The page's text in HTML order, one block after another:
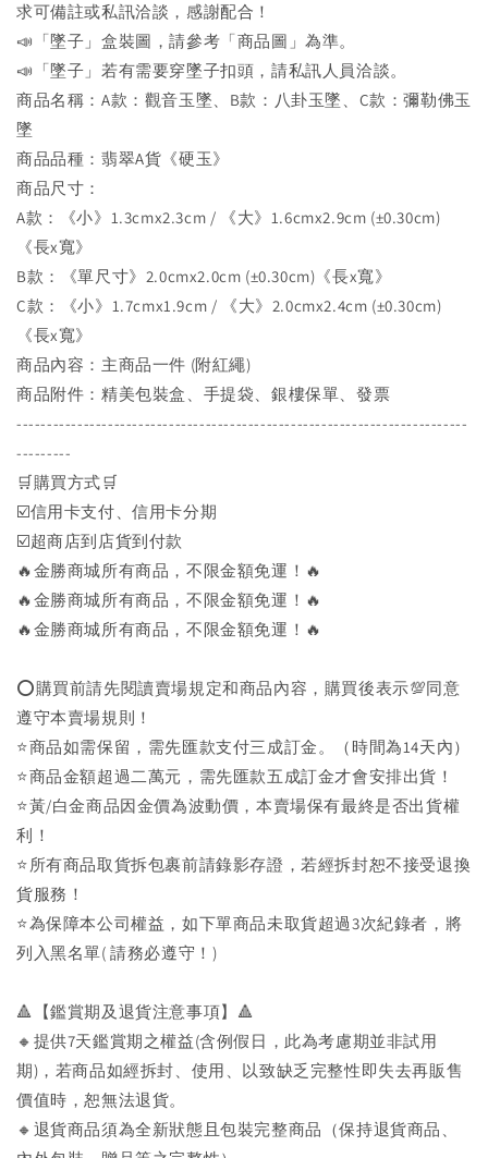
求可備註或私訊洽談，感謝配合！
📣「墜子」盒裝圖，請參考「商品圖」為準。
📣「墜子」若有需要穿墜子扣頭，請私訊人員洽談。
商品名稱：A款：觀音玉墜、B款：八卦玉墜、C款：彌勒佛玉
墜
商品品種：翡翠A貨《硬玉》
商品尺寸：
A款：《小》1.3cmx2.3cm / 《大》1.6cmx2.9cm (±0.30cm)
《長x寬》
B款：《單尺寸》2.0cmx2.0cm (±0.30cm)《長x寬》
C款：《小》1.7cmx1.9cm / 《大》2.0cmx2.4cm (±0.30cm)
《長x寬》
商品內容：主商品一件 (附紅繩)
商品附件：精美包裝盒、手提袋、銀樓保單、發票
--------------------------------------------------------------------------
---------
🛒購買方式🛒
☑️信用卡支付、信用卡分期
☑️超商店到店貨到付款
🔥金勝商城所有商品，不限金額免運！🔥
🔥金勝商城所有商品，不限金額免運！🔥
🔥金勝商城所有商品，不限金額免運！🔥
⭕購買前請先閱讀賣場規定和商品內容，購買後表示💯同意
遵守本賣場規則！
⭐商品如需保留，需先匯款支付三成訂金。（時間為14天內）
⭐商品金額超過二萬元，需先匯款五成訂金才會安排出貨！
⭐黃/白金商品因金價為波動價，本賣場保有最終是否出貨權
利！
⭐️所有商品取貨拆包裹前請錄影存證，若經拆封恕不接受退換
貨服務！
⭐為保障本公司權益，如下單商品未取貨超過3次紀錄者，將
列入黑名單( 請務必遵守！)
🔺【鑑賞期及退貨注意事項】🔺
🔸提供7天鑑賞期之權益(含例假日，此為考慮期並非試用
期)，若商品如經拆封、使用、以致缺乏完整性即失去再販售
價值時，恕無法退貨。
🔸退貨商品須為全新狀態且包裝完整商品（保持退貨商品、